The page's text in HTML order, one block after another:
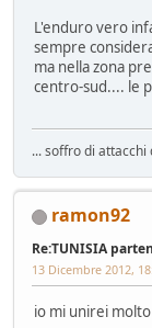
L'enduro vero
sempre
ma nella zona
centro-sud.... le
... soffro di attacchi
ramon92
Re:TUNISIA
13 Dicembre 2012,
io mi unirei